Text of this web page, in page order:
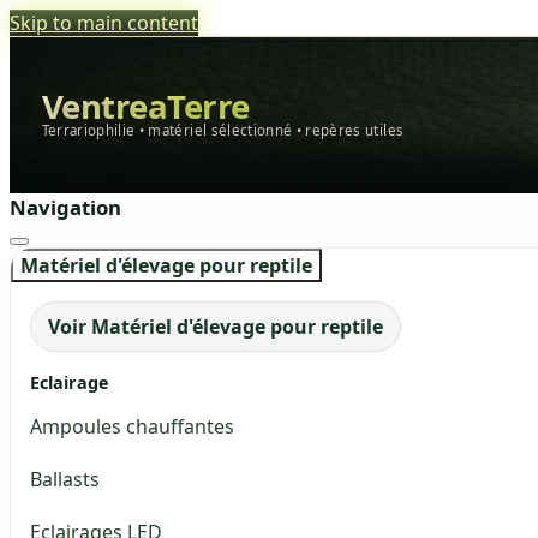
Skip to main content
VentreaTerre
Terrariophilie • matériel sélectionné • repères utiles
Navigation
Matériel d'élevage pour reptile
Voir Matériel d'élevage pour reptile
Eclairage
Ampoules chauffantes
Ballasts
Eclairages LED